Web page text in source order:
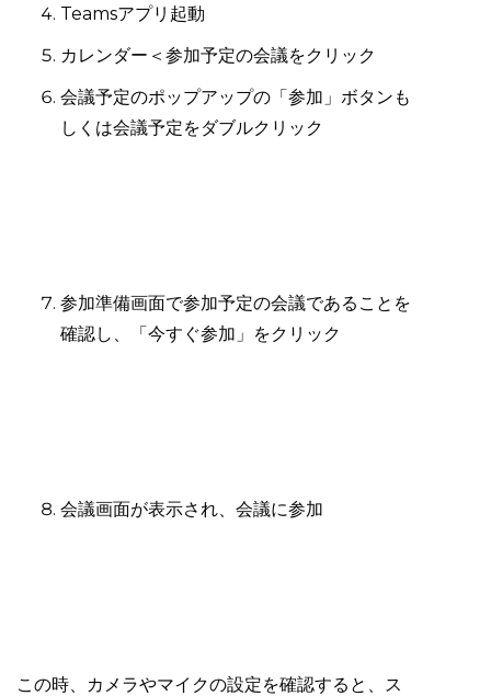
Teamsアプリ起動
カレンダー＜参加予定の会議をクリック
会議予定のポップアップの「参加」ボタンも
しくは会議予定をダブルクリック
参加準備画面で参加予定の会議であることを
確認し、「今すぐ参加」をクリック
会議画面が表示され、会議に参加
この時、カメラやマイクの設定を確認すると、ス